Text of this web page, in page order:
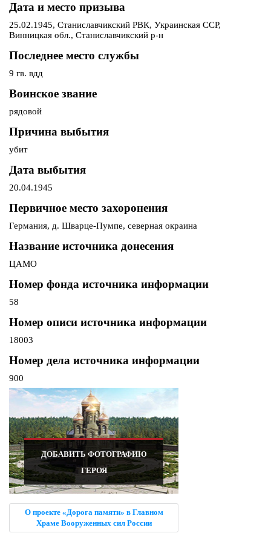
Дата и место призыва
25.02.1945, Станиславчикский РВК, Украинская ССР,
Винницкая обл., Станиславчикский р-н
Последнее место службы
9 гв. вдд
Воинское звание
рядовой
Причина выбытия
убит
Дата выбытия
20.04.1945
Первичное место захоронения
Германия, д. Шварце-Пумпе, северная окраина
Название источника донесения
ЦАМО
Номер фонда источника информации
58
Номер описи источника информации
18003
Номер дела источника информации
900
ДОБАВИТЬ ФОТОГРАФИЮ
ГЕРОЯ
О проекте «Дорога памяти» в Главном
Храме Вооруженных сил России